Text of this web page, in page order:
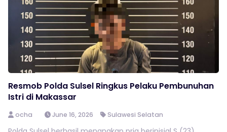
Resmob Polda Sulsel Ringkus Pelaku Pembunuhan
Istri di Makassar
ocha June 16, 2026 Sulawesi Selatan